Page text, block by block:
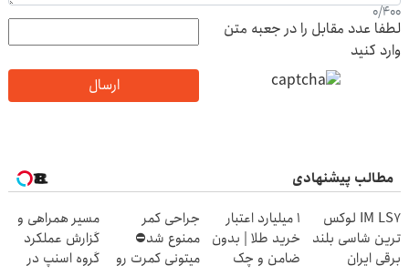
0/400
لطفا عدد مقابل را در جعبه متن
وارد کنید
ارسال
مطالب پیشنهادی
IM LS7 لوکس
ترین شاسی بلند
برقی ایران
۱ میلیارد اعتبار
خرید طلا | بدون
ضامن و چک
جراحی کمر
ممنوع شد⛔
میتونی کمرت رو
مسیر همراهی و
گزارش عملکرد
گروه اسنپ در